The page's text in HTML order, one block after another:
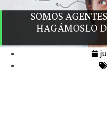
SOMOS
HAGÁMOSLO